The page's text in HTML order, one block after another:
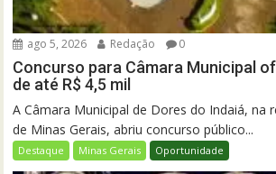
ago 5, 2026 Redação 0
Concurso para Câmara Municipal
de até R$ 4,5 mil
A Câmara Municipal de Dores do Indaiá, na
de Minas Gerais, abriu concurso público...
Destaque Minas Gerais Oportunidade